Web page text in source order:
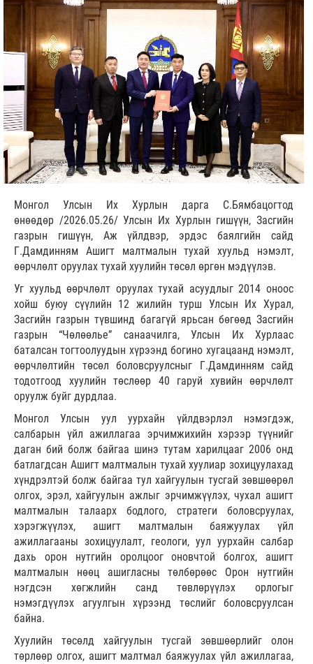
Монгол Улсын Их Хурлын дарга С.Бямбацогтод
өнөөдөр /2026.05.26/ Улсын Их Хурлын гишүүн, Засгийн
газрын гишүүн, Аж үйлдвэр, эрдэс баялгийн сайд
Г.Дамдинням Ашигт малтмалын тухай хуульд нэмэлт,
өөрчлөлт оруулах тухай хуулийн төсөл өргөн мэдүүлэв.
Уг хуульд өөрчлөлт оруулах тухай асуудлыг 2014 оноос
хойш буюу сүүлийн 12 жилийн турш Улсын Их Хурал,
Засгийн газрын түвшинд багагүй ярьсан бөгөөд Засгийн
газрын “Чөлөөлье” санаачилга, Улсын Их Хурлаас
баталсан тогтоолуудын хүрээнд богино хугацаанд нэмэлт,
өөрчлөлтийн төсөл боловсруулсныг Г.Дамдинням сайд
тодотгоод хуулийн төслөөр 40 гаруй хувийн өөрчлөлт
оруулж буйг дурдлаа.
Монгол Улсын уул уурхайн үйлдвэрлэл нэмэгдэж,
салбарын үйл ажиллагаа эрчимжихийн хэрээр түүнийг
даган бий болж байгаа шинэ тутам харилцааг 2006 онд
батлагдсан Ашигт малтмалын тухай хуулиар зохицуулахад
хүндрэлтэй болж байгаа тул хайгуулын тусгай зөвшөөрөл
олгох, эрэл, хайгуулын ажлыг эрчимжүүлэх, чухал ашигт
малтмалын талаарх бодлого, стратеги боловсруулах,
хэрэгжүүлэх, ашигт малтмалын баяжуулах үйл
ажиллагааны зохицуулалт, геологи, уул уурхайн салбар
дахь орон нутгийн оролцоог оновчтой болгох, ашигт
малтмалын нөөц ашигласны төлбөрөөс Орон нутгийн
нэгдсэн хөгжлийн санд төвлөрүүлэх орлогыг
нэмэгдүүлэх агуулгын хүрээнд төслийг боловсруулсан
байна.
Хуулийн төсөлд хайгуулын тусгай зөвшөөрлийг олон
төрлөөр олгох, ашигт малтмал баяжуулах үйл ажиллагаа,